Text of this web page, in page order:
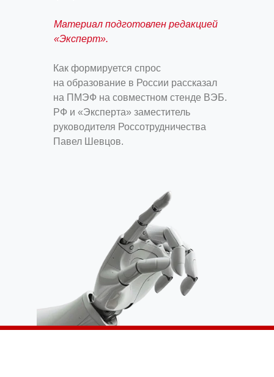
Как формируется спрос
на образование в России рассказал
на ПМЭФ на совместном стенде ВЭБ.
РФ и «Эксперта» заместитель
руководителя Россотрудничества
Павел Шевцов.
Материал подготовлен редакцией
«Эксперт».